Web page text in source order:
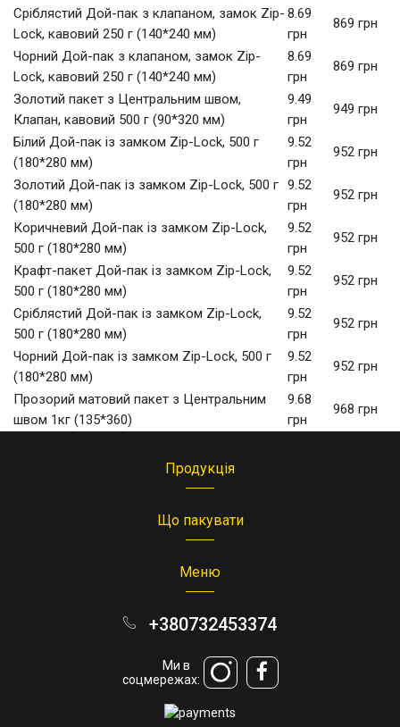
Сріблястий Дой-пак з клапаном, замок Zip-
Lock, кавовий 250 г (140*240 мм)
8.69
грн
869 грн
Чорний Дой-пак з клапаном, замок Zip-
Lock, кавовий 250 г (140*240 мм)
8.69
грн
869 грн
Золотий пакет з Центральним швом,
Клапан, кавовий 500 г (90*320 мм)
9.49
грн
949 грн
Білий Дой-пак із замком Zip-Lock, 500 г
(180*280 мм)
9.52
грн
952 грн
Золотий Дой-пак із замком Zip-Lock, 500 г
(180*280 мм)
9.52
грн
952 грн
Коричневий Дой-пак із замком Zip-Lock,
500 г (180*280 мм)
9.52
грн
952 грн
Крафт-пакет Дой-пак із замком Zip-Lock,
500 г (180*280 мм)
9.52
грн
952 грн
Сріблястий Дой-пак із замком Zip-Lock,
500 г (180*280 мм)
9.52
грн
952 грн
Чорний Дой-пак із замком Zip-Lock, 500 г
(180*280 мм)
9.52
грн
952 грн
Прозорий матовий пакет з Центральним
швом 1кг (135*360)
9.68
грн
968 грн
Продукція
Що пакувати
Меню
+380732453374
Ми в
соцмережах: